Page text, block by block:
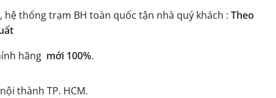
hệ thống trạm BH toàn quốc tận nhà quý khách : Theo
hãng mới 100%.
thành TP. HCM.